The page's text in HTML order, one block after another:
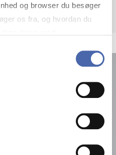
og browser du besøger
os fra, og hvordan du
selv - og kan altid trække